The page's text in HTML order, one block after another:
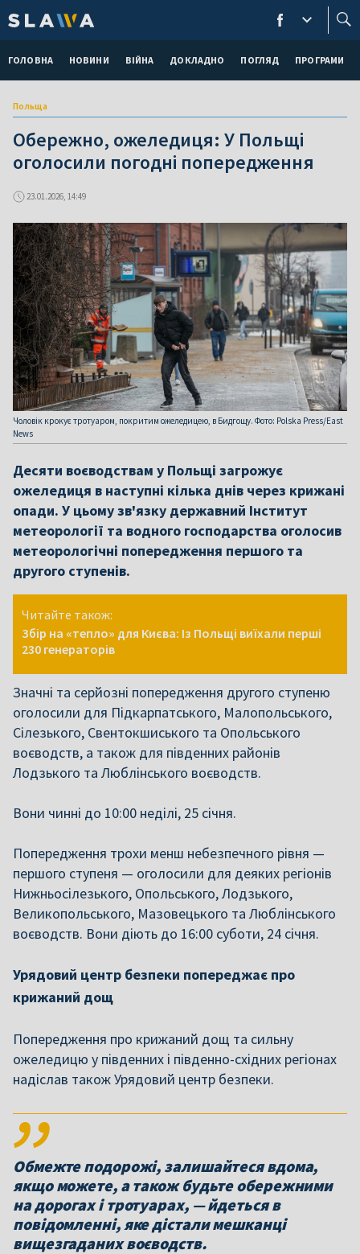
ГОЛОВНА НОВИНИ ВІЙНА ДОКЛАДНО ПОГЛЯД ПРОГРАМИ
Польща
Обережно, ожеледиця: У Польщі
оголосили погодні попередження
23.01.2026, 14:49
Чоловік крокує тротуаром, покритим ожеледицею, в Бидгощу. Фото: Polska Press/East
News
Десяти воєводствам у Польщі загрожує
ожеледиця в наступні кілька днів через крижані
опади. У цьому зв'язку державний Інститут
метеорології та водного господарства оголосив
метеорологічні попередження першого та
другого ступенів.
Читайте також:
Збір на «тепло» для Києва: Із Польщі виїхали перші
230 генераторів
Значні та серйозні попередження другого ступеню
оголосили для Підкарпатського, Малопольського,
Сілезького, Свентокшиського та Опольського
воєводств, а також для південних районів
Лодзького та Люблінського воєводств.
Вони чинні до 10:00 неділі, 25 січня.
Попередження трохи менш небезпечного рівня —
першого ступеня — оголосили для деяких регіонів
Нижньосілезького, Опольського, Лодзького,
Великопольського, Мазовецького та Люблінського
воєводств. Вони діють до 16:00 суботи, 24 січня.
Урядовий центр безпеки попереджає про
крижаний дощ
Попередження про крижаний дощ та сильну
ожеледицю у південних і південно-східних регіонах
надіслав такожУрядовий центр безпеки.
Обмежте подорожі, залишайтеся вдома,
якщо можете, а також будьте обережними
на дорогах і тротуарах, — йдеться в
повідомленні, яке дістали мешканці
вищезгаданих воєводств.